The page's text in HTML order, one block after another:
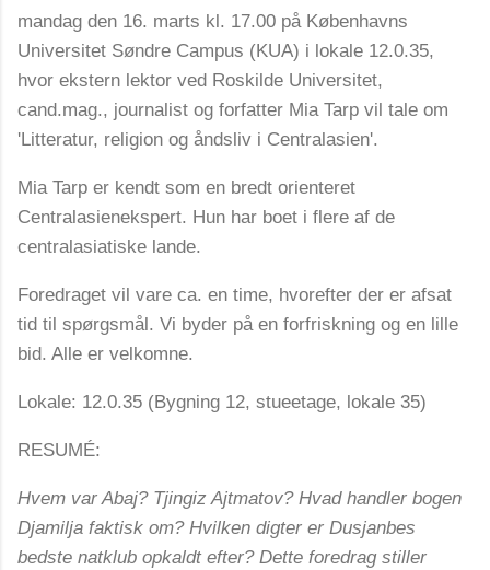
mandag den 16. marts kl. 17.00 på Københavns
Universitet Søndre Campus (KUA) i lokale 12.0.35,
hvor ekstern lektor ved Roskilde Universitet,
cand.mag., journalist og forfatter Mia Tarp vil tale om
'Litteratur, religion og åndsliv i Centralasien'.
Mia Tarp er kendt som en bredt orienteret
Centralasienekspert. Hun har boet i flere af de
centralasiatiske lande.
Foredraget vil vare ca. en time, hvorefter der er afsat
tid til spørgsmål. Vi byder på en forfriskning og en lille
bid. Alle er velkomne.
Lokale: 12.0.35 (Bygning 12, stueetage, lokale 35)
RESUMÉ:
Hvem var Abaj? Tjingiz Ajtmatov? Hvad handler bogen
Djamilja faktisk om? Hvilken digter er Dusjanbes
bedste natklub opkaldt efter? Dette foredrag stiller